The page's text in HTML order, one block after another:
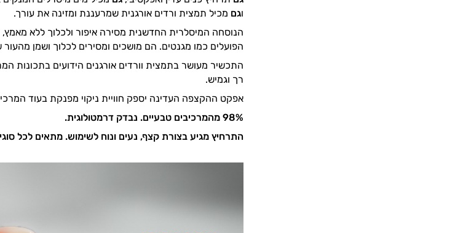
וגם מכיל תמצית ורדים אורגנית שמרעננת ומזינה את עורך.
הנוסחה המיסלרית החדשנית מסירה איפור ולכלוך ללא
הפועלים כמו מגנטים. הם מושכים ומסירים לכלוך ושמן מהעור
התכשיר מעושר בתמצית וורדים אורגנים הידועים בתכונות
רך וגמיש.
אפקט ההקצפה העדינה יספק חוויית ניקוי מפנקת בעוד
98% מהמרכיבים טבעיים. נבדק דרמטולוגית.
התרחיץ מגיע בצורת קצף, נעים ונוח לשימוש. מתאים לכל